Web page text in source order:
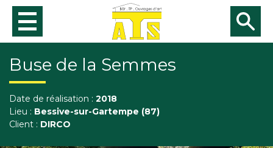
Buse de la Semmes
Date de réalisation : 2018
Lieu : Bessive-sur-Gartempe (87)
Client : DIRCO